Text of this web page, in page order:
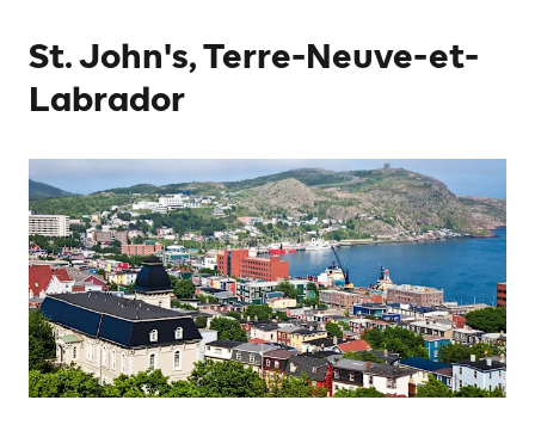
St. John's, Terre-Neuve-et-
Labrador